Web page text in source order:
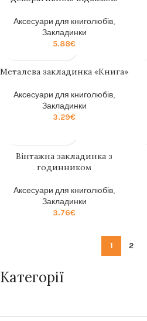
Категорії
Аксесуари для книголюбів,
Закладинки
5.88€
Металева закладинка «Книга»
Аксесуари для книголюбів,
Закладинки
3.29€
Вінтажна закладинка з
годинником
Аксесуари для книголюбів,
Закладинки
3.76€
1 2